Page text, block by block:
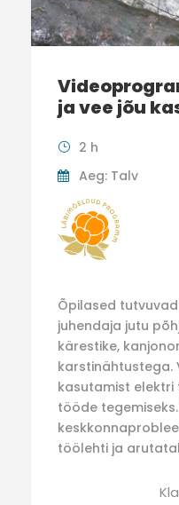
ja vee jõu
2 h
Aeg: Talv
Õpilased
juhendaja jutu
kärestike,
karstinähtustega.
kasutamist elektri
tööde
töölehti ja